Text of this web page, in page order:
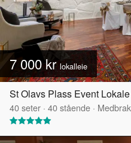
7 000 krlokalleie
St Olavs Plass Event
40seter · 40stående ·